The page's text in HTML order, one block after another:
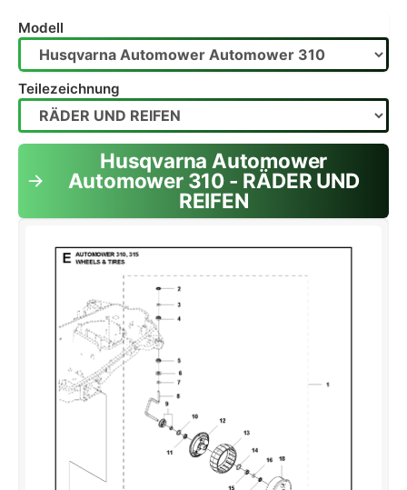
Husqvarna Automower
Automower 310 - RÄDER UND
REIFEN
Teilezeichnung
Modell